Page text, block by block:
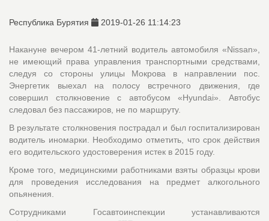
Республика Бурятия 2019-01-26 11:14:23
Накануне вечером 41-летний водитель автомобиля «Nissan»,
не имеющий права управления транспортными средствами,
следуя со стороны улицы Мокрова в направлении пос.
Энергетик выехал на полосу встречного движения, где
совершил столкновение с автобусом «Hyundai». Автобус
следовал без пассажиров, не по маршруту.
В результате столкновения пострадал и был госпитализирован
водитель иномарки. Необходимо отметить, что срок действия
его водительского удостоверения истек в 2015 году.
Кроме того, медицинскими работниками взяты образцы крови
для проведения исследования на предмет алкогольного
опьянения.
Сотрудниками Госавтоинспекции устанавливаются